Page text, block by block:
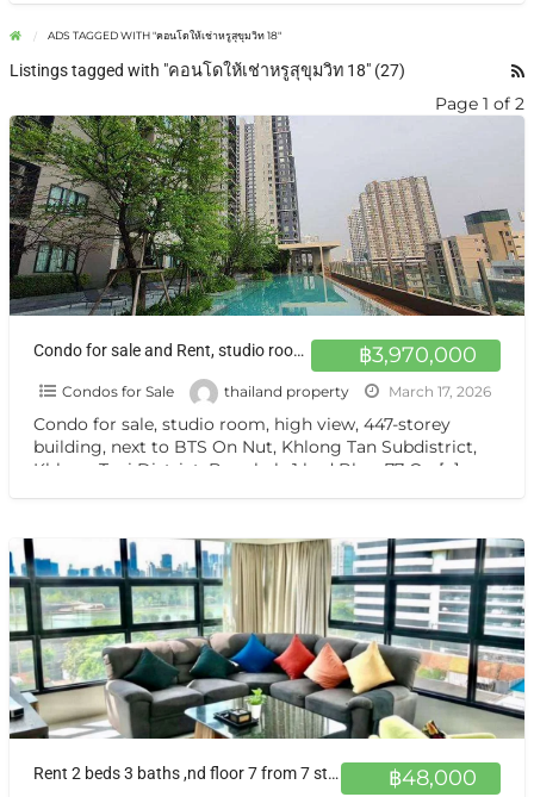
ADS TAGGED WITH "คอนโดให้เช่าหรูสุขุมวิท 18"
Listings tagged with "คอนโดให้เช่าหรูสุขุมวิท 18" (27)
Page 1 of 2
฿3,970,000
Condo for sale and Rent, studio room, high view on sale closed BTS On Nut
Condos for Sale thailand property March 17, 2026
Condo for sale, studio room, high view, 447-storey
building, next to BTS On Nut, Khlong Tan Subdistrict,
Khlong Toei District, Bangkok, 1 bed Blocs77 On […]
฿48,000
Rent 2 beds 3 baths ,nd floor 7 from 7 storey of building Downtown Asoke Sukhumvit soi 16